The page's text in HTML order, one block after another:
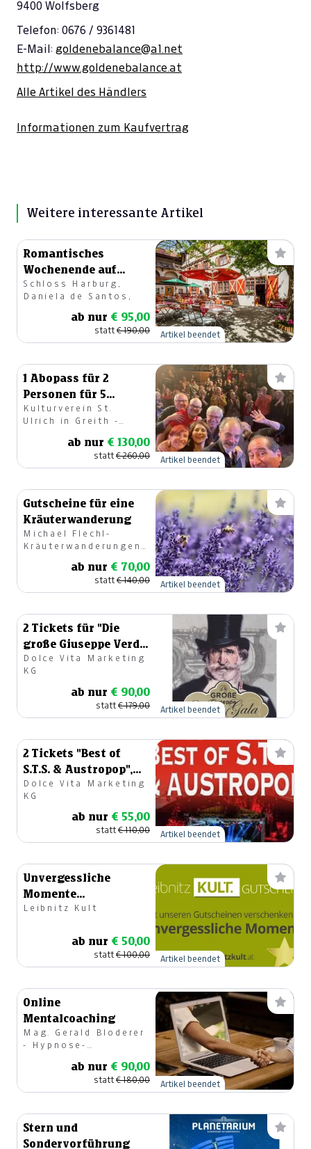
9400 Wolfsberg
Telefon: 0676 / 9361481
E-Mail: goldenebalance@a1.net
http://www.goldenebalance.at
Alle Artikel des Händlers
Informationen zum Kaufvertrag
Weitere interessante Artikel
Romantisches
Wochenende auf
Schloss Harburg
(Bayern) für Zwei
Schloss Harburg,
Daniela de Santos,
ab nur € 95,00
statt€ 190,00 Artikel beendet
1 Abopass für 2
Personen für 5
Veranstaltungen
nach Wahl
Kulturverein St.
Ulrich in Greith -
ab nur € 130,00
statt€ 260,00 Artikel beendet
Gutscheine für eine
Kräuterwanderung
Michael Flechl-
Kräuterwanderungen
ab nur € 70,00
statt€ 140,00 Artikel beendet
2 Tickets für "Die
große Giuseppe Verdi
Gala"
Dolce Vita Marketing
KG
ab nur € 90,00
statt€ 179,00 Artikel beendet
2 Tickets "Best of
S.T.S. & Austropop",
Leoben, 24.02.2024
Dolce Vita Marketing
KG
ab nur € 55,00
statt€ 110,00 Artikel beendet
Unvergessliche
Momente
verschenken
Leibnitz Kult
ab nur € 50,00
statt€ 100,00 Artikel beendet
Online
Mentalcoaching
Mag. Gerald Bloderer
- Hypnose-
ab nur € 90,00
statt€ 180,00 Artikel beendet
Stern und
Sondervorführung